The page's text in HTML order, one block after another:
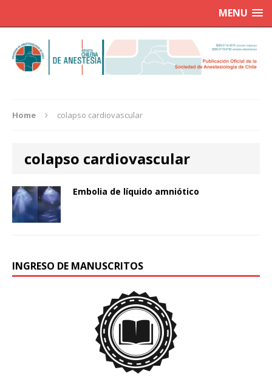
MENU
Home colapso cardiovascular
colapso cardiovascular
Embolia de líquido amniótico
INGRESO DE MANUSCRITOS